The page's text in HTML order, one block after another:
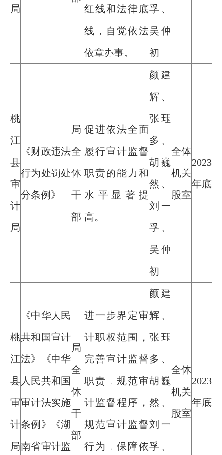
局
红线和法律底
线，自觉依法
依章办事。
孚、
吴仲
初
桃
江
县
审
计
局
《财政违法
行为处罚处
分条例》
局
全
体
干
部
促进依法全面
履行审计监督
职责的能力和
水平显著提
高。
颜建
辉、
张珏
多、
胡巍
然、
刘一
孚、
吴仲
初
全体
机关
股室
2023
年底
桃
江
县
审
计
局
《中华人民
共和国审计
法》《中华
人民共和国
审计法实施
条例》《湖
南省审计监
局
全
体
干
部
进一步界定审
计职权范围，
完善审计监督
职责，规范审
计监督程序，
规范审计监督
行为，保障依
颜建
辉、
张珏
多、
胡巍
然、
刘一
孚、
全体
机关
股室
2023
年底